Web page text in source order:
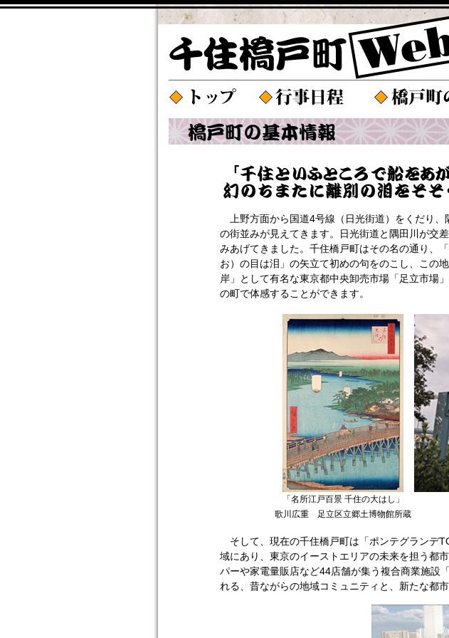
上野方面から国道4号線（日光街道）をくだり、
の街並みが見えてきます。日光街道と隅田川が交
みあげてきました。千住橋戸町はその名の通り、
お）の目は泪」の矢立て初めの句をのこし、この
岸」として有名な東京都中央卸売市場「足立市場
の町で体感することができます。
「名所江戸百景 千住の大はし」
歌川広重 足立区立郷土博物館所蔵
そして、現在の千住橋戸町は「ポンテグランデ
域にあり、東京のイーストエリアの未来を担う都
パーや家電量販店など44店舗が集う複合商業施設
れる、昔ながらの地域コミュニティと、新たな都